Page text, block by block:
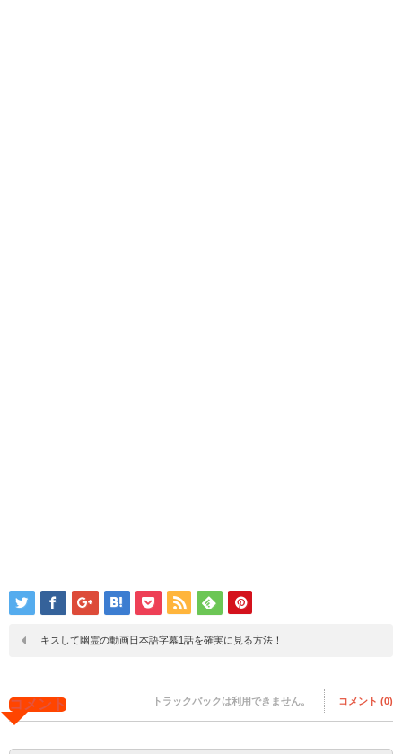
キスして幽霊の動画日本語字幕1話を確実に見る方法！
コメント トラックバックは利用できません。 コメント (0)